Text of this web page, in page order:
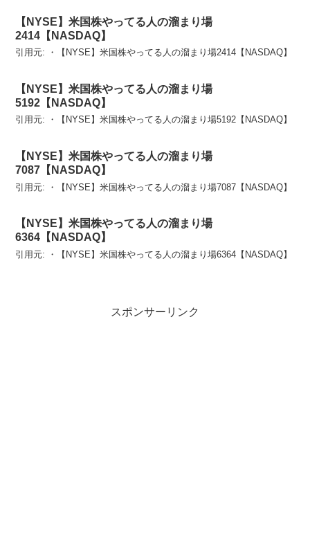
【NYSE】米国株やってる人の溜まり場
2414【NASDAQ】
引用元: ・【NYSE】米国株やってる人の溜まり場2414【NASDAQ】
【NYSE】米国株やってる人の溜まり場
5192【NASDAQ】
引用元: ・【NYSE】米国株やってる人の溜まり場5192【NASDAQ】
【NYSE】米国株やってる人の溜まり場
7087【NASDAQ】
引用元: ・【NYSE】米国株やってる人の溜まり場7087【NASDAQ】
【NYSE】米国株やってる人の溜まり場
6364【NASDAQ】
引用元: ・【NYSE】米国株やってる人の溜まり場6364【NASDAQ】
スポンサーリンク